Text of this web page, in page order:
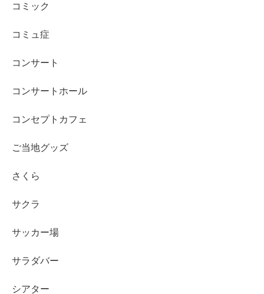
コミック
コミュ症
コンサート
コンサートホール
コンセプトカフェ
ご当地グッズ
さくら
サクラ
サッカー場
サラダバー
シアター